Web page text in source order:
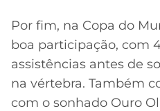
Por fim, na Copa do
boa participação, com
assistências antes de
na vértebra. Também
com o sonhado Ouro